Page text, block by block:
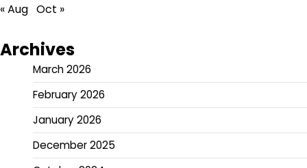
« Aug Oct »
Archives
March 2026
February 2026
January 2026
December 2025